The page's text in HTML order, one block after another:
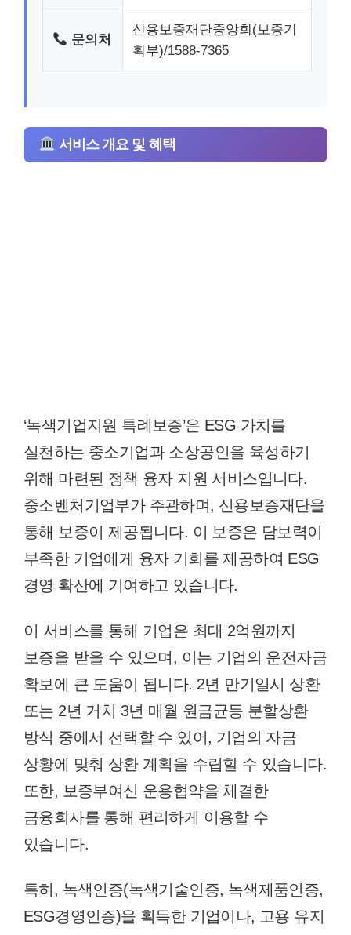
문의처
신용보증재단중앙회(보증기
획부)/1588-7365
서비스 개요 및 혜택
‘녹색기업지원 특례보증’은 ESG 가치를
실천하는 중소기업과 소상공인을 육성하기
위해 마련된 정책 융자 지원 서비스입니다.
중소벤처기업부가 주관하며, 신용보증재단을
통해 보증이 제공됩니다. 이 보증은 담보력이
부족한 기업에게 융자 기회를 제공하여 ESG
경영 확산에 기여하고 있습니다.
이 서비스를 통해 기업은 최대 2억원까지
보증을 받을 수 있으며, 이는 기업의 운전자금
확보에 큰 도움이 됩니다. 2년 만기일시 상환
또는 2년 거치 3년 매월 원금균등 분할상환
방식 중에서 선택할 수 있어, 기업의 자금
상황에 맞춰 상환 계획을 수립할 수 있습니다.
또한, 보증부여신 운용협약을 체결한
금융회사를 통해 편리하게 이용할 수
있습니다.
특히, 녹색인증(녹색기술인증, 녹색제품인증,
ESG경영인증)을 획득한 기업이나, 고용 유지